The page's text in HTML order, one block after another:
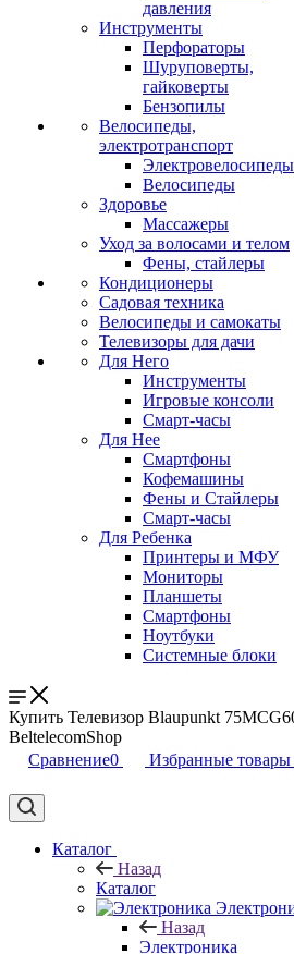
давления
Инструменты
Перфораторы
Шуруповерты,
гайковерты
Бензопилы
Велосипеды,
электротранспорт
Электровелосипеды
Велосипеды
Здоровье
Массажеры
Уход за волосами и телом
Фены, стайлеры
Кондиционеры
Садовая техника
Велосипеды и самокаты
Телевизоры для дачи
Для Него
Инструменты
Игровые консоли
Смарт-часы
Для Нее
Смартфоны
Кофемашины
Фены и Стайлеры
Смарт-часы
Для Ребенка
Принтеры и МФУ
Мониторы
Планшеты
Смартфоны
Ноутбуки
Системные блоки
Купить Телевизор Blaupunkt
BeltelecomShop
Сравнение0 Избранные товары
Каталог
Назад
Каталог
Назад
Электроника